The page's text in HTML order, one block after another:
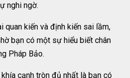
nghi ngờ.
quan kiến và định kiến sai lầm,
bạn có một sự hiểu biết chân
Pháp Bảo.
cạnh tròn đủ nhất là bạn có